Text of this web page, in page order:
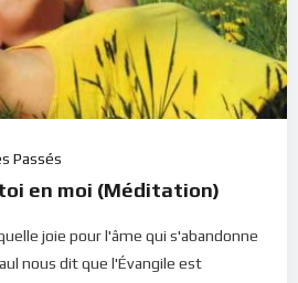
Passés
en moi (Méditation)
joie pour l'âme qui s'abandonne
nous dit que l'Évangile est